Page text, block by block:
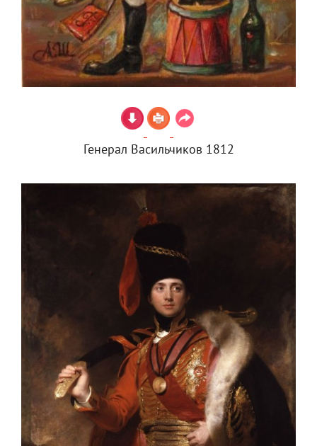
Генерал Васильчиков 1812